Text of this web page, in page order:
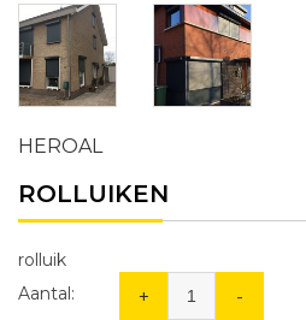
HEROAL
ROLLUIKEN
rolluik
Aantal:
+ -